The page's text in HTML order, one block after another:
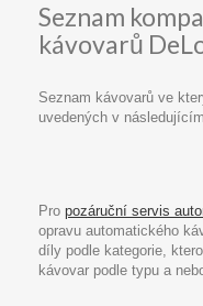
Seznam
kávovarů
Seznam kávovarů ve
uvedených v
Pro pozáruční servis
opravu automatického
díly podle kategorie,
kávovar podle typu a